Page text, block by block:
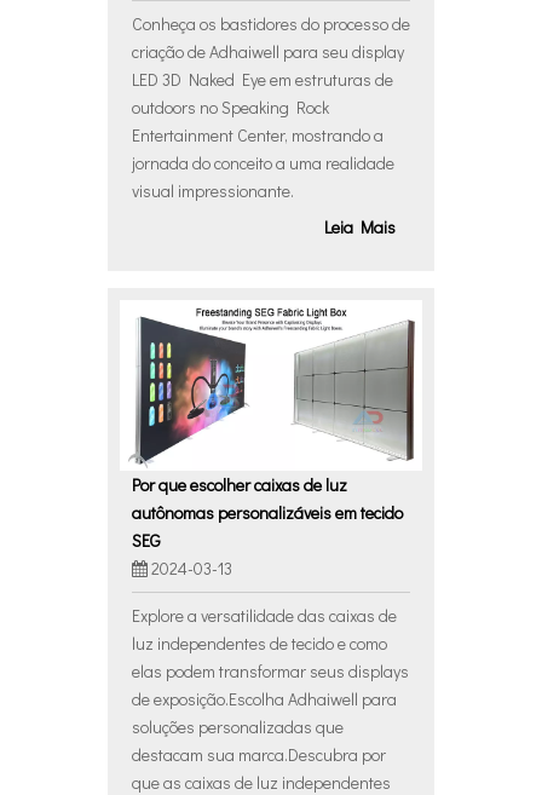
Conheça os bastidores do processo de
criação de Adhaiwell para seu display
LED 3D Naked Eye em estruturas de
outdoors no Speaking Rock
Entertainment Center, mostrando a
jornada do conceito a uma realidade
visual impressionante.
Leia Mais
Por que escolher caixas de luz
autônomas personalizáveis ​​em tecido
SEG
2024-03-13
Explore a versatilidade das caixas de
luz independentes de tecido e como
elas podem transformar seus displays
de exposição.Escolha Adhaiwell para
soluções personalizadas que
destacam sua marca.Descubra por
que as caixas de luz independentes